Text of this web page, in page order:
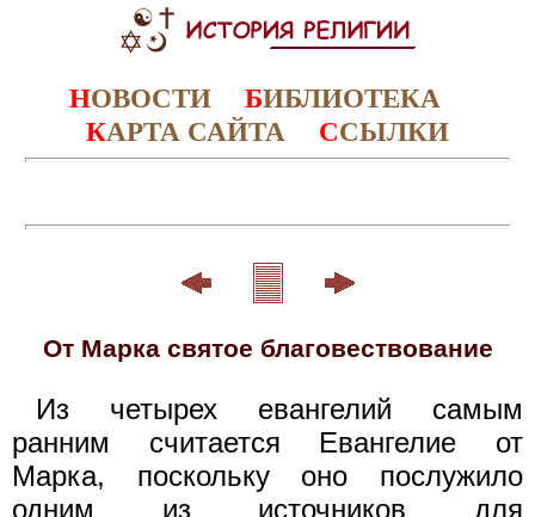
НОВОСТИ БИБЛИОТЕКА
КАРТА САЙТА ССЫЛКИ
От Марка святое благовествование
Из четырех евангелий самым
ранним считается Евангелие от
Марка, поскольку оно послужило
одним из источников для